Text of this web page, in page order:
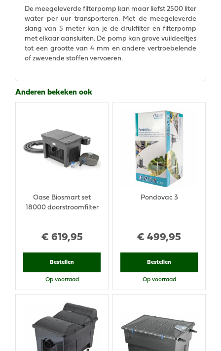
De meegeleverde filterpomp kan maar liefst 2500 liter
water per uur transporteren. Met de meegeleverde
slang van 5 meter kan je de drukfilter en filterpomp
met elkaar aansluiten. De pomp kan grove vuildeeltjes
tot een grootte van 4 mm en andere vertroebelende
of zwevende stoffen vervoeren.
Anderen bekeken ook
€ 619,95
Oase Biosmart set
18000 doorstroomfilter
Bestellen
Op voorraad
€ 499,95
Pondovac 3
Bestellen
Op voorraad